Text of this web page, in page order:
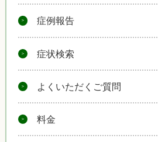
症例報告
症状検索
よくいただくご質問
料金